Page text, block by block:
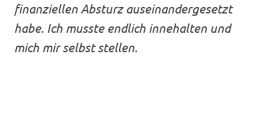
finanziellen Absturz auseinandergesetzt
habe. Ich musste endlich innehalten und
mich mir selbst stellen.